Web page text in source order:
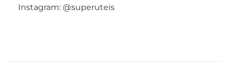
Instagram: @superuteis